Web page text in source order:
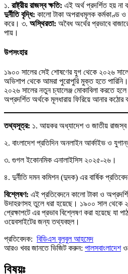
১. রাষ্ট্রীয় রাজস্ব ক্ষতি: এই অর্থ প্রদর্শিত হয় না
দুর্নীতি বৃদ্ধি: কালো টাকা অপরাধমূলক কর্মকাণ্ড ও
করে। ৩. অস্থিরতা: অবৈধ অর্থের প্রভাবে
পায়।
উপসংহার
১৯০০ সালের সেই শোষণের যুগ থেকে ২০২৬
অভিশাপ থেকে আমরা পুরোপুরি মুক্ত হতে
২০২৬ সালের নতুন চ্যালেঞ্জ মোকাবিলা করতে
অপ্রদর্শিত অর্থকে মূলধারায় ফিরিয়ে আনার কঠোর
তথ্যসূত্র: ১. আয়কর অধ্যাদেশ ও জাতীয়
২. বাংলাদেশ প্রতিদিন অনলাইন আর্কাইভ ও
৩. গুগল ইকোনমিক এনালাইসিস ২০২৫-২৬।
৪. দুর্নীতি দমন কমিশন (দুদক) এর বার্ষিক
বিশ্লেষণ: এই প্রতিবেদনে কালো টাকা ও
উদাহরণসহ তুলে ধরা হয়েছে। ১৯০০ সাল থেকে
প্রেক্ষাপটে এর প্রভাব বিশ্লেষণ করা হয়েছে যা
ওয়েবসাইটের জন্য তথ্যবহুল।
প্রতিবেদক: বিডিএস বুলবুল আহমেদ
আরও খবর জানতে ভিজিট করুন: পালসবাংলাদেশ
বিষয়ঃ